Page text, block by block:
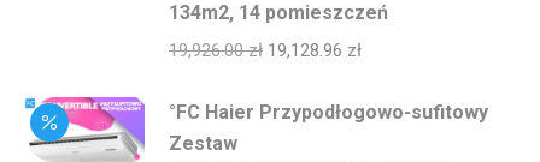
134m2, 14 pomieszczeń
19,926.00zł 19,128.96 zł
°FC Haier Przypodłogowo-sufitowy
Zestaw